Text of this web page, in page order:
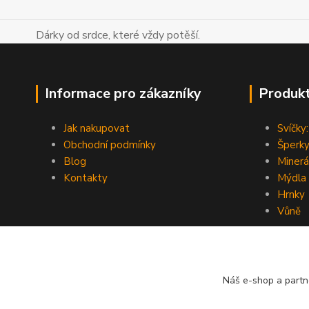
Dárky od srdce, které vždy potěší.
Informace pro zákazníky
Jak nakupovat
Obchodní podmínky
Blog
Kontakty
Svíčky:
Mýdla
Hrnky
Vůně
Náš e-shop a